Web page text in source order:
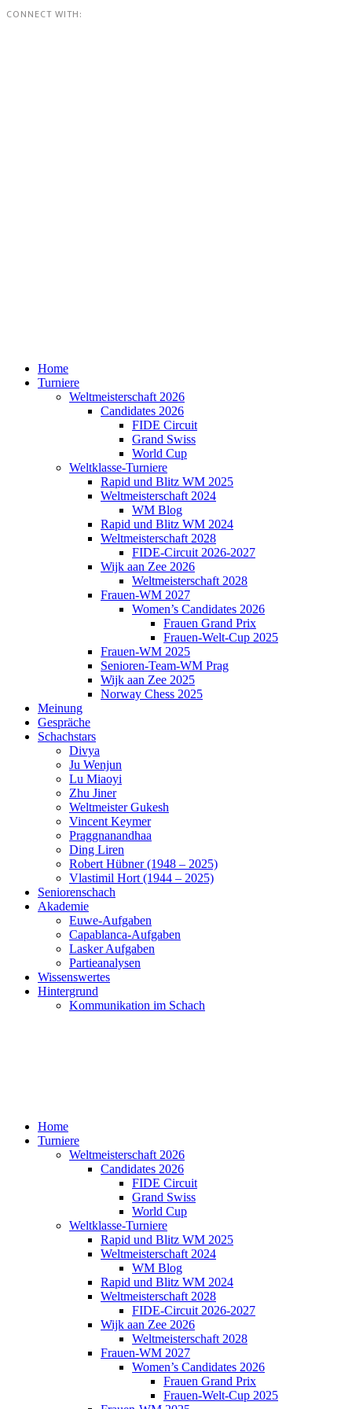
CONNECT WITH:
Home
Turniere
Weltmeisterschaft 2026
Candidates 2026
FIDE Circuit
Grand Swiss
World Cup
Weltklasse-Turniere
Rapid und Blitz WM 2025
Weltmeisterschaft 2024
WM Blog
Rapid und Blitz WM 2024
Weltmeisterschaft 2028
FIDE-Circuit 2026-2027
Wijk aan Zee 2026
Weltmeisterschaft 2028
Frauen-WM 2027
Women’s Candidates 2026
Frauen Grand Prix
Frauen-Welt-Cup 2025
Frauen-WM 2025
Senioren-Team-WM Prag
Wijk aan Zee 2025
Norway Chess 2025
Meinung
Gespräche
Schachstars
Divya
Ju Wenjun
Lu Miaoyi
Zhu Jiner
Weltmeister Gukesh
Vincent Keymer
Praggnanandhaa
Ding Liren
Robert Hübner (1948 – 2025)
Vlastimil Hort (1944 – 2025)
Seniorenschach
Akademie
Euwe-Aufgaben
Capablanca-Aufgaben
Lasker Aufgaben
Partieanalysen
Wissenswertes
Hintergrund
Kommunikation im Schach
Home
Turniere
Weltmeisterschaft 2026
Candidates 2026
FIDE Circuit
Grand Swiss
World Cup
Weltklasse-Turniere
Rapid und Blitz WM 2025
Weltmeisterschaft 2024
WM Blog
Rapid und Blitz WM 2024
Weltmeisterschaft 2028
FIDE-Circuit 2026-2027
Wijk aan Zee 2026
Weltmeisterschaft 2028
Frauen-WM 2027
Women’s Candidates 2026
Frauen Grand Prix
Frauen-Welt-Cup 2025